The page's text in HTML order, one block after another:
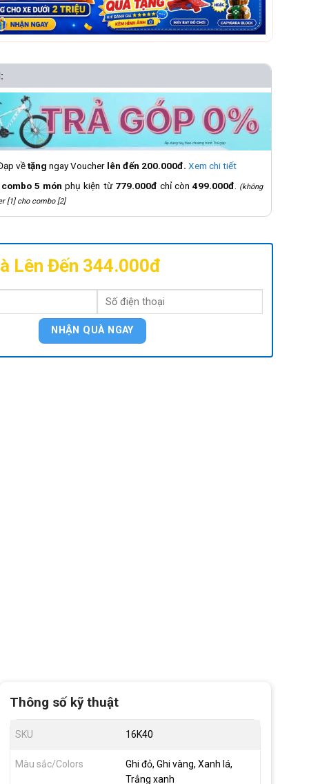
vềtặng ngay Voucher lên đến 200.000đ. Xem chi tiết
combo 5 món phụ kiện từ 779.000đ chỉ còn499.000đ
(không
[1] cho combo [2]
Lên Đến 344.000đ
Thông số kỹ thuật
SKU 16K40
Màu sắc/Colors
Ghi đỏ, Ghi vàng, Xanh lá,
Trắng xanh